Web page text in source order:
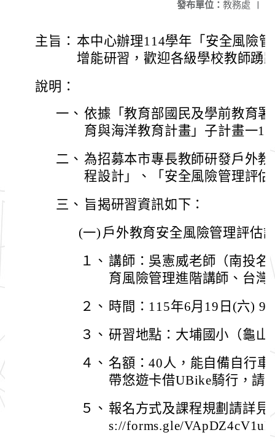
發布單位： 教務處 |
主旨： 本中心辦理114學年「安全風險
增能研習，歡迎各級學校教師踴
說明：
一、 依據「教育部國民及學前教育
育與海洋教育計畫」子計畫一
二、 為招募本市專長教師研發戶外
程設計」、「安全風險管理評
三、 旨揭研習資訊如下：
(一) 戶外教育安全風險管理評估
１、 講師：吳憲威老師（南投
育風險管理進階講師、台
２、 時間：115年6月19日(六)
３、 研習地點：大埔國小（龜山
４、 名額：40人，能自備自行
帶悠遊卡借UBike騎行，請
５、 報名方式及課程規劃請詳
s://forms.gle/